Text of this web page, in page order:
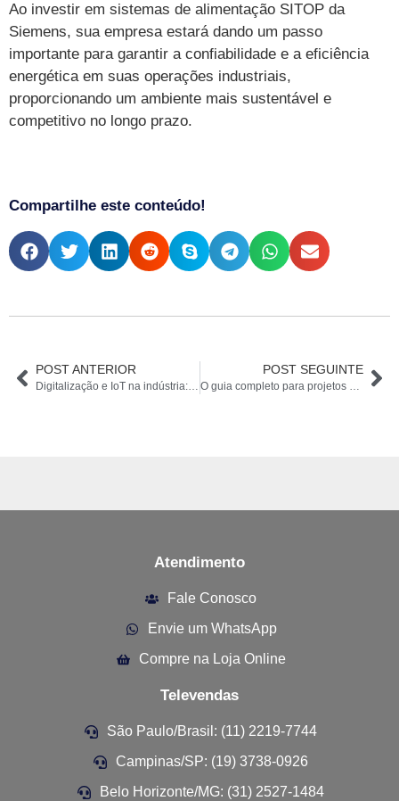
Ao investir em sistemas de alimentação SITOP da
Siemens, sua empresa estará dando um passo
importante para garantir a confiabilidade e a eficiência
energética em suas operações industriais,
proporcionando um ambiente mais sustentável e
competitivo no longo prazo.
Compartilhe este conteúdo!
POST ANTERIOR
Digitalização e IoT na indústria: Como a Siemens está liderando a transformação digital
POST SEGUINTE
O guia completo para projetos de automação com produtos e soluções Siemens
Atendimento
Fale Conosco
Envie um WhatsApp
Compre na Loja Online
Televendas
São Paulo/Brasil: (11) 2219-7744
Campinas/SP: (19) 3738-0926
Belo Horizonte/MG: (31) 2527-1484